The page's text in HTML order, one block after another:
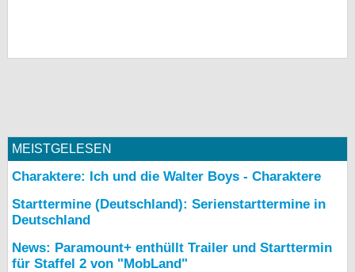
MEISTGELESEN
Charaktere: Ich und die Walter Boys - Charaktere
Starttermine (Deutschland): Serienstarttermine in
Deutschland
News: Paramount+ enthüllt Trailer und Starttermin
für Staffel 2 von "MobLand"